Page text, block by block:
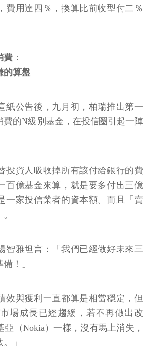
費用達四％，換算比前收型付二％
：
的算盤
紙公告後，九月初，柏瑞推出第一
費的N級別基金，在投信圈引起一陣
投資人吸收掉所有該付給銀行的費
百億基金來算，就是要多付出三億
一家投信業者的資本額。而且「賣
智雅坦言：「我們已經做好未來三
！」
效與獲利一直都算是相當穩定，但
場成長已經趨緩，若不再做出改
亞（Nokia）一樣，沒有馬上消失，
」